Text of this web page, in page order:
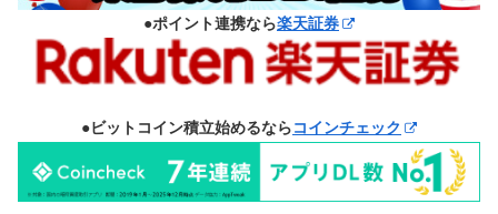
●ポイント連携なら楽天証券
●ビットコイン積立始めるならコインチェック